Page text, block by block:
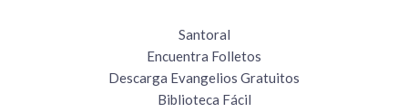
Santoral
Encuentra Folletos
Descarga Evangelios Gratuitos
Biblioteca Fácil